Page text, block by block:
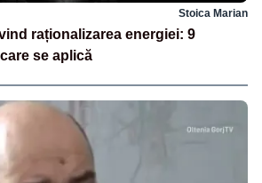
Stoica Marian
raționalizarea energiei: 9
se aplică